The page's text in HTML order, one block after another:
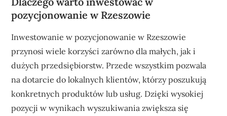
pozycjonowanie w Rzeszowie
Inwestowanie w pozycjonowanie w Rzeszowie
przynosi wiele korzyści zarówno dla małych, jak i
dużych przedsiębiorstw. Przede wszystkim pozwala
na dotarcie do lokalnych klientów, którzy poszukują
konkretnych produktów lub usług. Dzięki wysokiej
pozycji w wynikach wyszukiwania zwiększa się